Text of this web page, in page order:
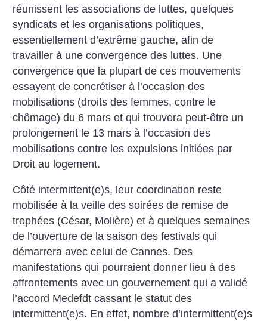
réunissent les associations de luttes, quelques
syndicats et les organisations politiques,
essentiellement d’extrême gauche, afin de
travailler à une convergence des luttes. Une
convergence que la plupart de ces mouvements
essayent de concrétiser à l’occasion des
mobilisations (droits des femmes, contre le
chômage) du 6 mars et qui trouvera peut-être un
prolongement le 13 mars à l’occasion des
mobilisations contre les expulsions initiées par
Droit au logement.
Côté intermittent(e)s, leur coordination reste
mobilisée à la veille des soirées de remise de
trophées (César, Molière) et à quelques semaines
de l’ouverture de la saison des festivals qui
démarrera avec celui de Cannes. Des
manifestations qui pourraient donner lieu à des
affrontements avec un gouvernement qui a validé
l’accord Medefdt cassant le statut des
intermittent(e)s. En effet, nombre d’intermittent(e)s